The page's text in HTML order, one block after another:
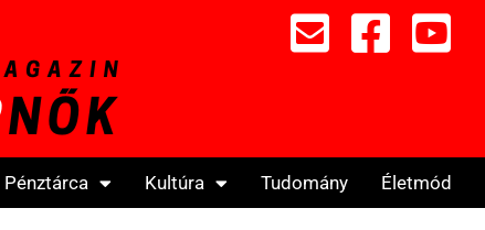
Pénztárca Kultúra Tudomány Életmód